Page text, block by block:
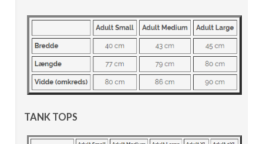
TANK TOPS